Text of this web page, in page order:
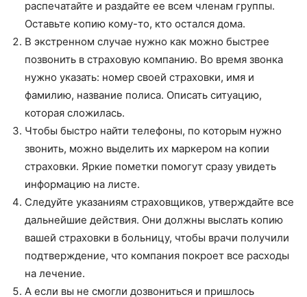
распечатайте и раздайте ее всем членам группы.
Оставьте копию кому-то, кто остался дома.
В экстренном случае нужно как можно быстрее
позвонить в страховую компанию. Во время звонка
нужно указать: номер своей страховки, имя и
фамилию, название полиса. Описать ситуацию,
которая сложилась.
Чтобы быстро найти телефоны, по которым нужно
звонить, можно выделить их маркером на копии
страховки. Яркие пометки помогут сразу увидеть
информацию на листе.
Следуйте указаниям страховщиков, утверждайте все
дальнейшие действия. Они должны выслать копию
вашей страховки в больницу, чтобы врачи получили
подтверждение, что компания покроет все расходы
на лечение.
А если вы не смогли дозвониться и пришлось